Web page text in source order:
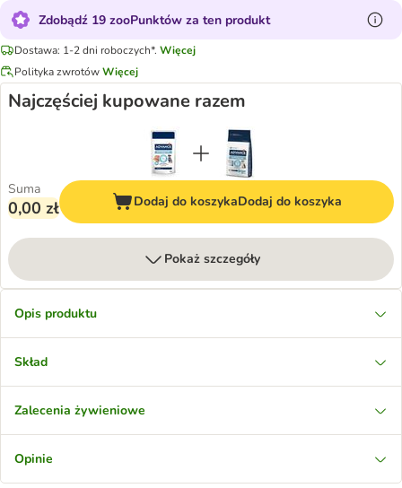
Zdobądź 19 zooPunktów za ten produkt
Dostawa: 1-2 dni roboczych*. Więcej
Polityka zwrotówWięcej
Najczęściej kupowane razem
Suma
0,00 zł Dodaj do koszykaDodaj do koszyka
Pokaż szczegóły
Opis produktu
Skład
Zalecenia żywieniowe
Opinie